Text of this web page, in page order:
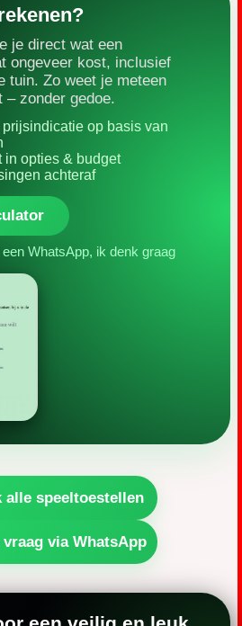
je direct wat een
ongeveer kost, inclusief
tuin. Zo weet je meteen
– zonder gedoe.
op basis van
in opties & budget
achteraf
WhatsApp, ik denk graag
alle speeltoestellen
vraag via WhatsApp